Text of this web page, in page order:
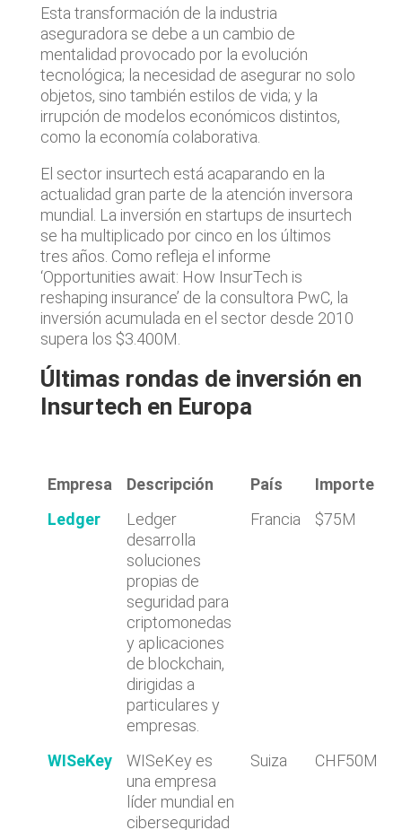
Esta transformación de la industria
aseguradora se debe a un cambio de
mentalidad provocado por la evolución
tecnológica; la necesidad de asegurar no solo
objetos, sino también estilos de vida; y la
irrupción de modelos económicos distintos,
como la economía colaborativa.
El sector insurtech está acaparando en la
actualidad gran parte de la atención inversora
mundial. La inversión en startups de insurtech
se ha multiplicado por cinco en los últimos
tres años. Como refleja el informe
‘Opportunities await: How InsurTech is
reshaping insurance’ de la consultora PwC, la
inversión acumulada en el sector desde 2010
supera los $3.400M.
Últimas rondas de inversión en
Insurtech en Europa
Empresa Descripción País
Importe
Ledger
Ledger
desarrolla
soluciones
propias de
seguridad para
criptomonedas
y aplicaciones
de blockchain,
dirigidas a
particulares y
empresas.
Francia $75M
WISeKey
WISeKey es
una empresa
líder mundial en
ciberseguridad
Suiza CHF50M